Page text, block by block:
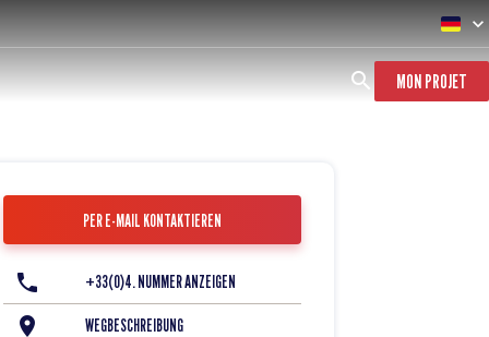
MON PROJET
PER E-MAIL KONTAKTIEREN
+33(0)4. NUMMER ANZEIGEN
WEGBESCHREIBUNG